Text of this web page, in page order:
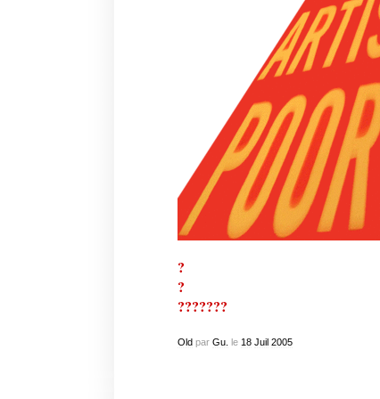
?
?
???????
Oldpar Gu. le 18 Juil 2005